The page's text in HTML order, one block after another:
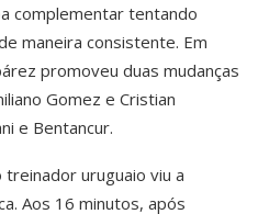
complementar tentando
maneira consistente. Em
promoveu duas mudanças
Gomez e Cristian
e Bentancur.
uruguaio viu a
Aos 16 minutos, após